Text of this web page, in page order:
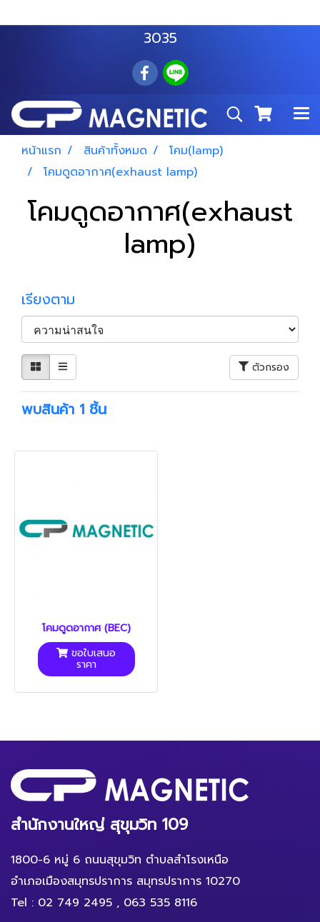
3035
หน้าแรก สินค้าทั้งหมด
โคม(lamp)
โคมดูดอากาศ(exhaust lamp)
โคมดูดอากาศ(exhaust
lamp)
เรียงตาม
ตัวกรอง
พบสินค้า 1 ชิ้น
โคมดูดอากาศ (BEC)
ขอใบเสนอ
ราคา
สำนักงานใหญ่ สุขุมวิท 109
1800-6 หมู่ 6 ถนนสุขุมวิท ตำบลสำโรงเหนือ
อำเภอเมืองสมุทรปราการ สมุทรปราการ 10270
Tel : 02 749 2495 , 063 535 8116